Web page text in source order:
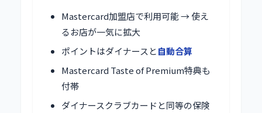
Mastercard加盟店で利用可能 → 使え
るお店が一気に拡大
ポイントはダイナースと自動合算
Mastercard Taste of Premium特典も
付帯
ダイナースクラブカードと同等の保険